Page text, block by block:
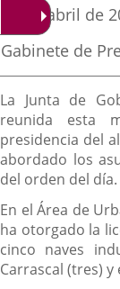
Fecha
de
la
noticia
22 de abril de
Fuente
la
noticia
Gabinete de
Descripción
La Junta de
reunida esta
presidencia del
abordado los
del orden del día.
En el Área de
ha otorgado la
cinco naves
Carrascal (tres) y